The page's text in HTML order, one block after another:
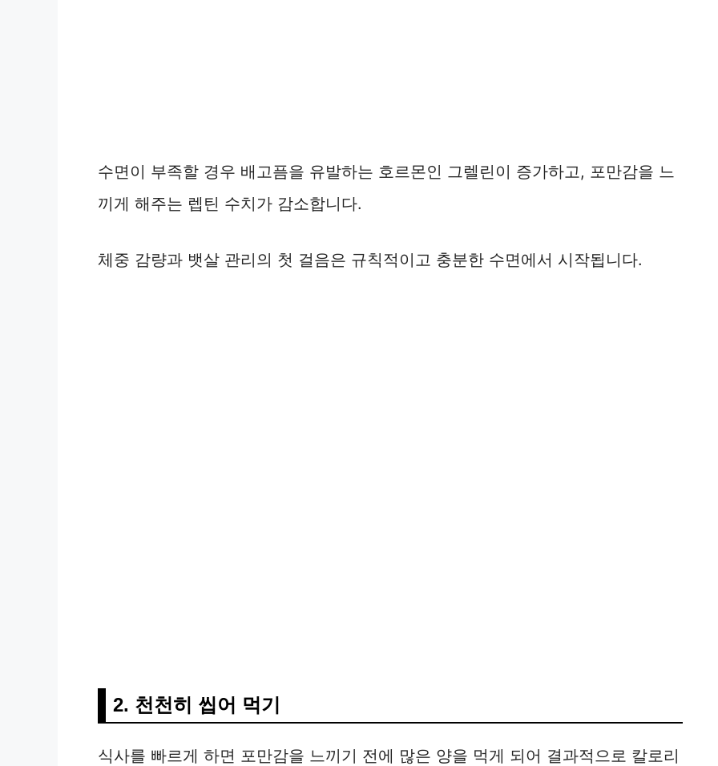
수면이 부족할 경우 배고픔을 유발하는 호르몬인 그렐린이 증가하고, 포만감을 느
끼게 해주는 렙틴 수치가 감소합니다.
체중 감량과 뱃살 관리의 첫 걸음은 규칙적이고 충분한 수면에서 시작됩니다.
2. 천천히 씹어 먹기
식사를 빠르게 하면 포만감을 느끼기 전에 많은 양을 먹게 되어 결과적으로 칼로리